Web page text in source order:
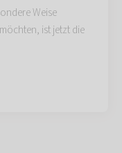
Weise
ist jetzt die